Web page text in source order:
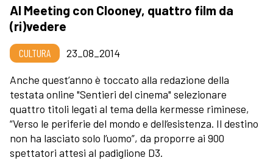
Al Meeting con Clooney, quattro film da
(ri)vedere
CULTURA
23_08_2014
Anche quest’anno è toccato alla redazione della
testata online "Sentieri del cinema" selezionare
quattro titoli legati al tema della kermesse riminese,
“Verso le periferie del mondo e dell’esistenza. Il destino
non ha lasciato solo l’uomo”, da proporre ai 900
spettatori attesi al padiglione D3.